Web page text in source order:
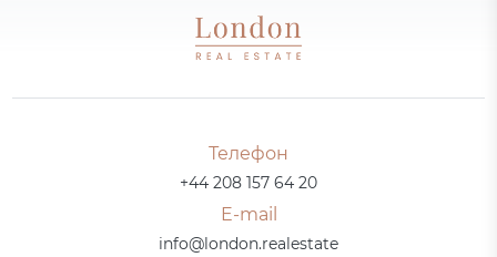
Телефон
+44 208 157 64 20
E-mail
info@london.realestate